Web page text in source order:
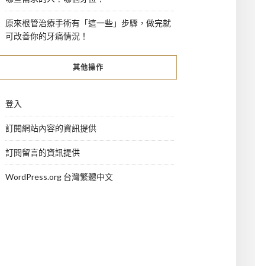
原來根管治療手術有「這一些」步驟，做完就
可改善你的牙痛情況！
其他操作
登入
訂閱網站內容的資訊提供
訂閱留言的資訊提供
WordPress.org 台灣繁體中文